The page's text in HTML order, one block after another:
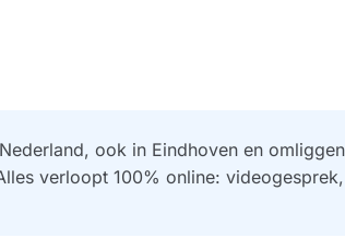
ook in Eindhoven en
verloopt 100% online: